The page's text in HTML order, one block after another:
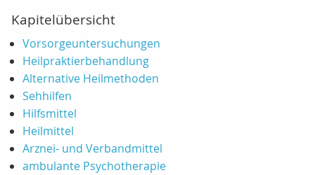
Kapitelübersicht
Vorsorgeuntersuchungen
Heilpraktierbehandlung
Alternative Heilmethoden
Sehhilfen
Hilfsmittel
Heilmittel
Arznei- und Verbandmittel
ambulante Psychotherapie